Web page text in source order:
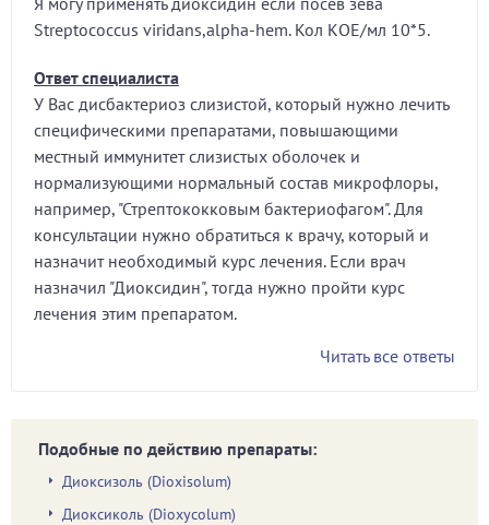
Streptococcus viridans,alpha-hem. Кол КОЕ/мл 10*5.
Ответ специалиста
У Вас дисбактериоз слизистой, который нужно лечить
специфическими препаратами, повышающими
местный иммунитет слизистых оболочек и
нормализующими нормальный состав микрофлоры,
например, "Стрептококковым бактериофагом". Для
консультации нужно обратиться к врачу, который и
назначит необходимый курс лечения. Если врач
назначил "Диоксидин", тогда нужно пройти курс
лечения этим препаратом.
Читать все ответы
Подобные по действию препараты:
Диоксизоль (Dioxisolum)
Диоксиколь (Dioxycolum)